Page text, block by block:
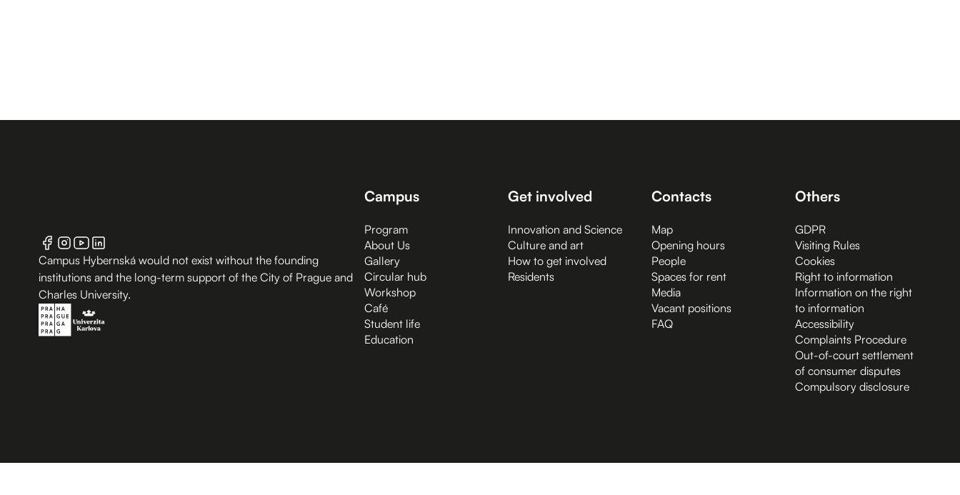
Campus Hybernská would not exist without the founding
institutions and the long-term support of the City of Prague and
Charles University.
Campus
Program
About Us
Gallery
Circular hub
Workshop
Café
Student life
Education
Get involved
Innovation and Science
Culture and art
How to get involved
Residents
Contacts
Map
Opening hours
People
Spaces for rent
Media
Vacant positions
FAQ
Others
GDPR
Visiting Rules
Cookies
Right to information
Information on the right
to information
Accessibility
Complaints Procedure
Out-of-court settlement
of consumer disputes
Compulsory disclosure